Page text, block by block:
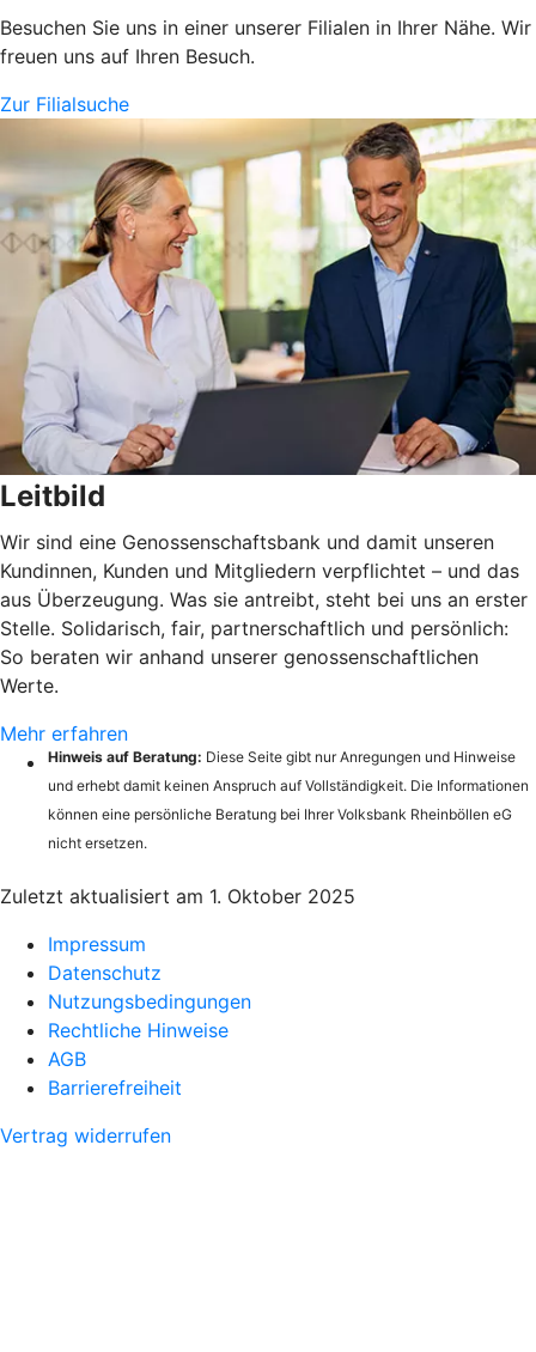
Besuchen Sie uns in einer unserer Filialen in Ihrer Nähe. Wir
freuen uns auf Ihren Besuch.
Zur Filialsuche
Leitbild
Wir sind eine Genossenschaftsbank und damit unseren
Kundinnen, Kunden und Mitgliedern verpflichtet – und das
aus Überzeugung. Was sie antreibt, steht bei uns an erster
Stelle. Solidarisch, fair, partnerschaftlich und persönlich:
So beraten wir anhand unserer genossenschaftlichen
Werte.
Mehr erfahren
Hinweis auf Beratung: Diese Seite gibt nur Anregungen und Hinweise
und erhebt damit keinen Anspruch auf Vollständigkeit. Die Informationen
können eine persönliche Beratung bei Ihrer Volksbank Rheinböllen eG
nicht ersetzen.
Zuletzt aktualisiert am 1. Oktober 2025
Impressum
Datenschutz
Nutzungsbedingungen
Rechtliche Hinweise
AGB
Barrierefreiheit
Vertrag widerrufen